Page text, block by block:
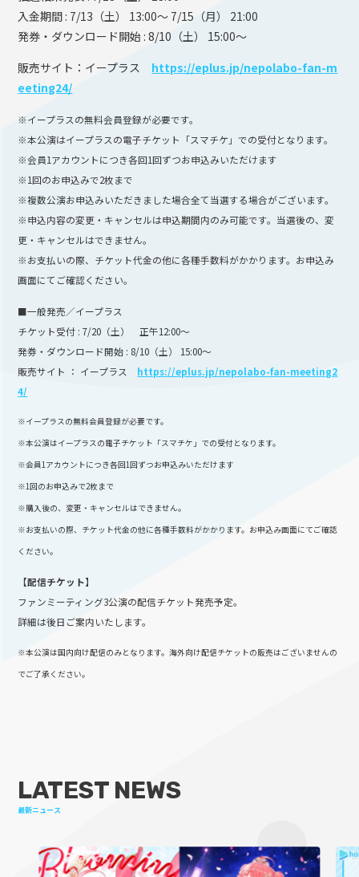
入金期間 : 7/13（土） 13:00〜 7/15（月） 21:00
発券・ダウンロード開始 : 8/10（土） 15:00〜
販売サイト：イープラス https://eplus.jp/nepolabo-fan-m
eeting24/
※イープラスの無料会員登録が必要です。
※本公演はイープラスの電子チケット「スマチケ」での受付となります。
※会員1アカウントにつき各回1回ずつお申込みいただけます
※1回のお申込みで2枚まで
※複数公演お申込みいただきました場合全て当選する場合がございます。
※申込内容の変更・キャンセルは申込期間内のみ可能です。当選後の、変
更・キャンセルはできません。
※お支払いの際、チケット代金の他に各種手数料がかかります。お申込み
画面にてご確認ください。
■一般発売／イープラス
チケット受付 : 7/20（土） 正午12:00〜
発券・ダウンロード開始 : 8/10（土） 15:00〜
販売サイト ： イープラス https://eplus.jp/nepolabo-fan-meeting2
4/
※イープラスの無料会員登録が必要です。
※本公演はイープラスの電子チケット「スマチケ」での受付となります。
※会員1アカウントにつき各回1回ずつお申込みいただけます
※1回のお申込みで2枚まで
※購入後の、変更・キャンセルはできません。
※お支払いの際、チケット代金の他に各種手数料がかかります。お申込み画面にてご確認
ください。
【配信チケット】
ファンミーティング3公演の配信チケット発売予定。
詳細は後日ご案内いたします。
※本公演は国内向け配信のみとなります。海外向け配信チケットの販売はございませんの
でご了承ください。
LATEST NEWS
最新ニュース